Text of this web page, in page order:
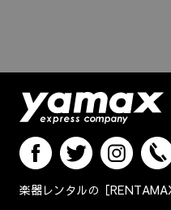
楽器レンタルの［